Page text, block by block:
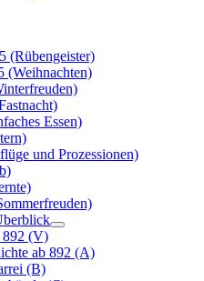
(Rübengeister)
(Weihnachten)
Essen)
und Prozessionen)
892 (V)
ab 892 (A)
(B)